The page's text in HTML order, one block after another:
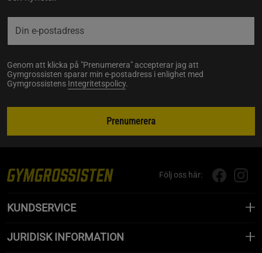
Genom att klicka på "Prenumerera" accepterar jag att
Gymgrossisten sparar min e-postadress i enlighet med
Gymgrossistens Integritetspolicy.
Prenumerera
Följ oss här:
KUNDSERVICE
JURIDISK INFORMATION